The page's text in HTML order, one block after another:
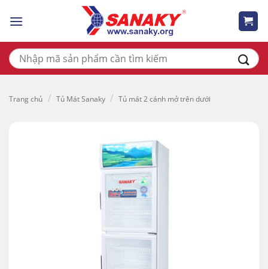
Tìm
kiếm:
Trang chủ / Tủ Mát Sanaky / Tủ mát 2 cánh mở trên dưới